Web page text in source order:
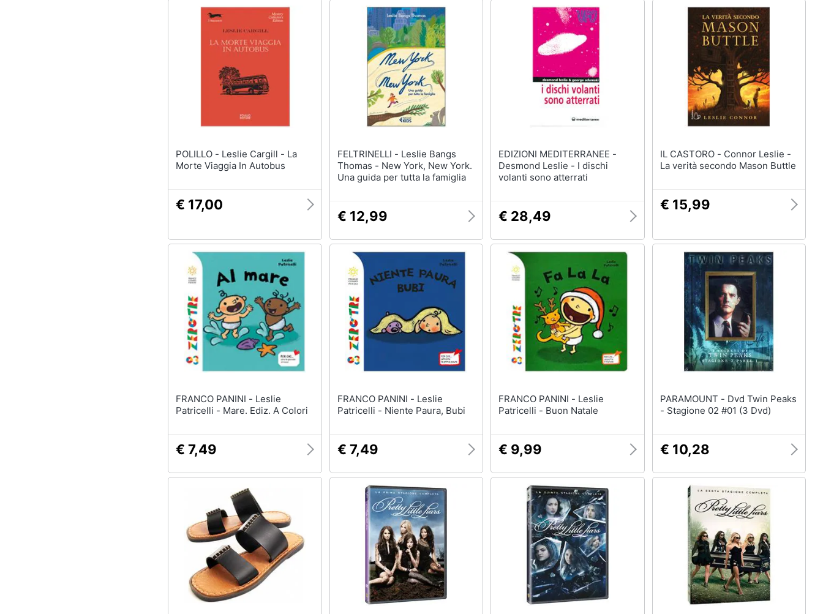
POLILLO - Leslie Cargill - La
Morte Viaggia In Autobus
€ 17,00
FELTRINELLI - Leslie Bangs
Thomas - New York, New York.
Una guida per tutta la famiglia
€ 12,99
EDIZIONI MEDITERRANEE -
Desmond Leslie - I dischi
volanti sono atterrati
€ 28,49
IL CASTORO - Connor Leslie -
La verità secondo Mason Buttle
€ 15,99
FRANCO PANINI - Leslie
Patricelli - Mare. Ediz. A Colori
€ 7,49
FRANCO PANINI - Leslie
Patricelli - Niente Paura, Bubi
€ 7,49
FRANCO PANINI - Leslie
Patricelli - Buon Natale
€ 9,99
PARAMOUNT - Dvd Twin Peaks
- Stagione 02 #01 (3 Dvd)
€ 10,28